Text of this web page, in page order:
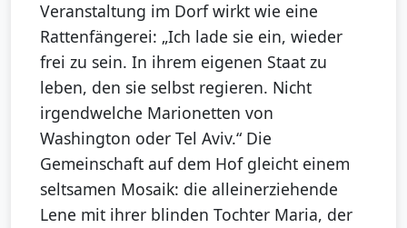
Veranstaltung im Dorf wirkt wie eine
Rattenfängerei: „Ich lade sie ein, wieder
frei zu sein. In ihrem eigenen Staat zu
leben, den sie selbst regieren. Nicht
irgendwelche Marionetten von
Washington oder Tel Aviv.“ Die
Gemeinschaft auf dem Hof gleicht einem
seltsamen Mosaik: die alleinerziehende
Lene mit ihrer blinden Tochter Maria, der